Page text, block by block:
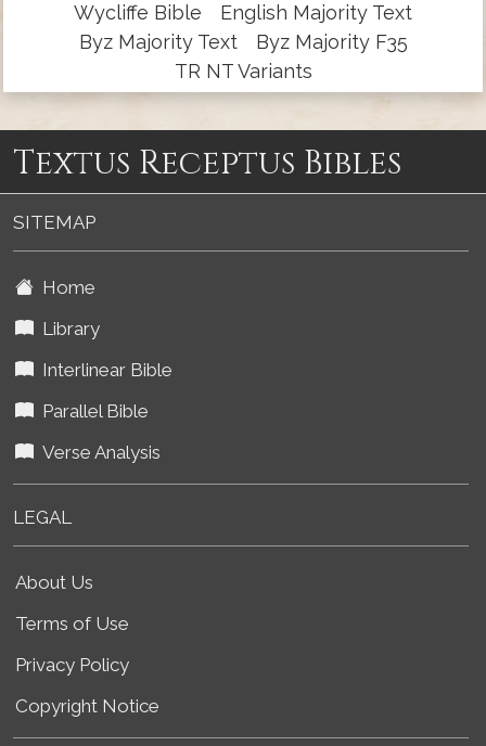
Wycliffe Bible
English Majority Text
Byz Majority Text
Byz Majority F35
TR NT Variants
Textus Receptus Bibles
SITEMAP
Home
Library
Interlinear Bible
Parallel Bible
Verse Analysis
LEGAL
About Us
Terms of Use
Privacy Policy
Copyright Notice